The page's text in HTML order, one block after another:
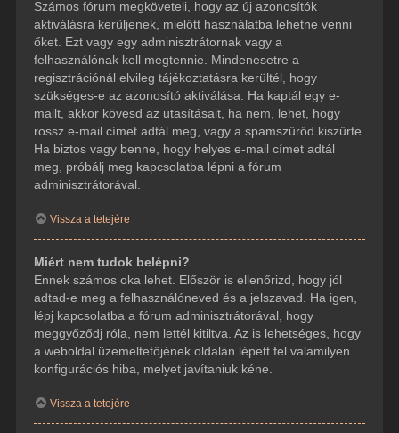
Számos fórum megköveteli, hogy az új azonosítók
aktiválásra kerüljenek, mielőtt használatba lehetne venni
őket. Ezt vagy egy adminisztrátornak vagy a
felhasználónak kell megtennie. Mindenesetre a
regisztrációnál elvileg tájékoztatásra kerültél, hogy
szükséges-e az azonosító aktiválása. Ha kaptál egy e-
mailt, akkor kövesd az utasításait, ha nem, lehet, hogy
rossz e-mail címet adtál meg, vagy a spamszűrőd kiszűrte.
Ha biztos vagy benne, hogy helyes e-mail címet adtál
meg, próbálj meg kapcsolatba lépni a fórum
adminisztrátorával.
Vissza a tetejére
Miért nem tudok belépni?
Ennek számos oka lehet. Először is ellenőrizd, hogy jól
adtad-e meg a felhasználóneved és a jelszavad. Ha igen,
lépj kapcsolatba a fórum adminisztrátorával, hogy
meggyőződj róla, nem lettél kitiltva. Az is lehetséges, hogy
a weboldal üzemeltetőjének oldalán lépett fel valamilyen
konfigurációs hiba, melyet javítaniuk kéne.
Vissza a tetejére